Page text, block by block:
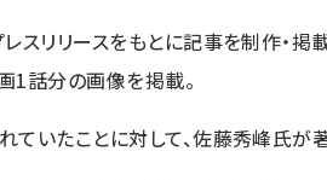
スリリースをもとに記事を制作・掲
1話分の画像を掲載。
いたことに対して、佐藤秀峰氏が